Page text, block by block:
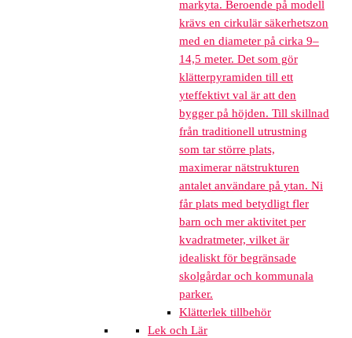
markyta. Beroende på modell
krävs en cirkulär säkerhetszon
med en diameter på cirka 9–
14,5 meter. Det som gör
klätterpyramiden till ett
yteffektivt val är att den
bygger på höjden. Till skillnad
från traditionell utrustning
som tar större plats,
maximerar nätstrukturen
antalet användare på ytan. Ni
får plats med betydligt fler
barn och mer aktivitet per
kvadratmeter, vilket är
idealiskt för begränsade
skolgårdar och kommunala
parker.
Klätterlek tillbehör
Lek och Lär